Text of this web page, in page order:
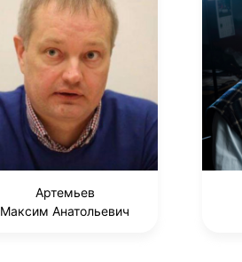
Артемьев
Максим Анатольевич